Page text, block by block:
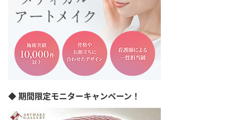
◆ 期間限定モニターキャンペーン！